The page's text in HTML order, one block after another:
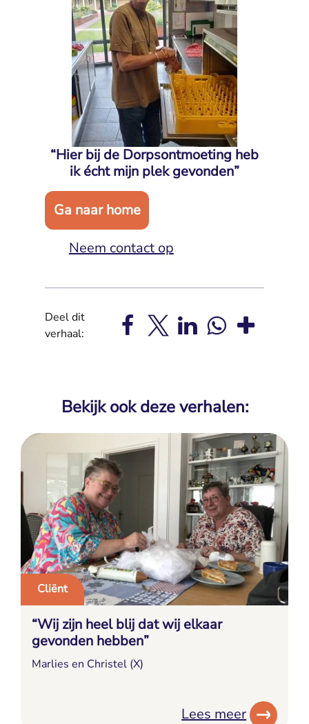
“Hier bij de Dorpsontmoeting heb
ik écht mijn plek gevonden”
Ga naar home
Neem contact op
Deel dit
verhaal:
Bekijk ook deze verhalen:
Cliënt
“Wij zijn heel blij dat wij elkaar
gevonden hebben”
Marlies en Christel (X)
Lees meer